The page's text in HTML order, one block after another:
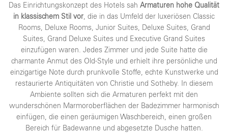
Das Einrichtungskonzept des Hotels sah Armaturen hohe Qualität
in klassischem Stil vor, die in das Umfeld der luxeriösen Classic
Rooms, Deluxe Rooms, Junior Suites, Deluxe Suites, Grand
Suites, Grand Deluxe Suites und Executive Grand Suites
einzufügen waren. Jedes Zimmer und jede Suite hatte die
charmante Anmut des Old-Style und erhielt ihre persönliche und
einzigartige Note durch prunkvolle Stoffe, echte Kunstwerke und
restaurierte Antiquitäten von Christie und Sotheby. In diesem
Ambiente sollten sich die Armaturen perfekt mit den
wunderschönen Marmoroberflächen der Badezimmer harmonisch
einfügen, die einen geräumigen Waschbereich, einen großen
Bereich für Badewanne und abgesetzte Dusche hatten.